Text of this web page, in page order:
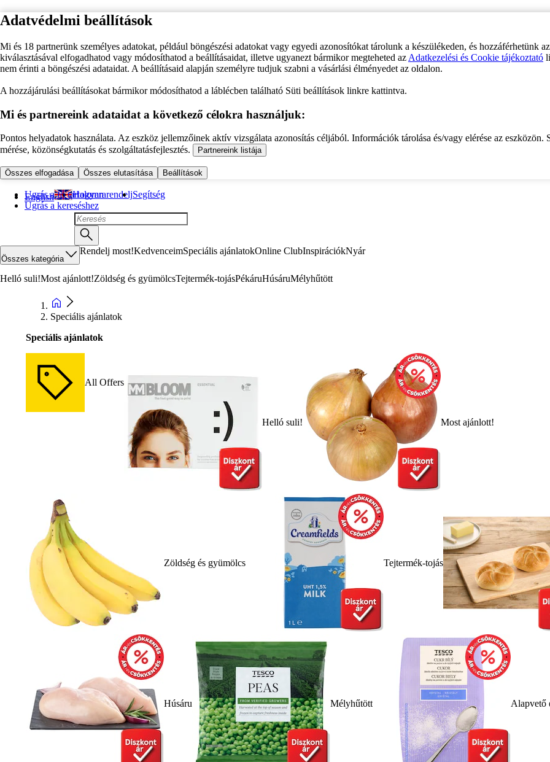
Adatvédelmi beállítások
Mi és 18 partnerünk személyes adatokat, például böngészési adatokat vagy egyedi azonosítókat tárolunk a készülékeden, és hozzáférhetünk
kiválasztásával elfogadhatod vagy módosíthatod a beállításaidat, illetve ugyanezt bármikor megteheted az Adatkezelési és Cookie tájékoztató
nem érinti a böngészési adataidat. A beállításaid alapján személyre tudjuk szabni a vásárlási élményedet az oldalon.
A hozzájárulási beállításokat bármikor módosíthatod a láblécben található Süti beállítások linkre kattintva.
Mi és partnereink adataidat a következő célokra használjuk:
Pontos helyadatok használata. Az eszköz jellemzőinek aktív vizsgálata azonosítás céljából. Információk tárolása és/vagy elérése az eszközön.
mérése, közönségkutatás és szolgáltatásfejlesztés.
Partnereink listája
Összes elfogadása Összes elutasítása Beállítások
Ugrás a fő tartalomra
Ugrás a kereséshez
English Hogyan rendeljSegítség
Összes kategória
Rendelj most!KedvenceimSpeciális ajánlatokOnline ClubInspirációkNyár
Helló suli!Most ajánlott!Zöldség és gyümölcsTejtermék-tojásPékáruHúsáruMélyhűtött
Speciális ajánlatok
Speciális ajánlatok
All Offers
Helló suli! Most ajánlott!
Zöldség és gyümölcs Tejtermék-tojás
Húsáru Mélyhűtött Alapvető